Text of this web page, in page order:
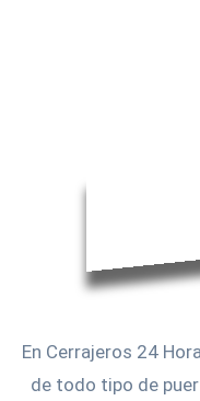
En Cerrajeros 24
de todo tipo de